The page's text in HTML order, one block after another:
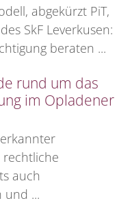
abgekürzt PiT,
SkF Leverkusen:
beraten ...
rund um das
im Opladener
rechtliche
auch
und ...